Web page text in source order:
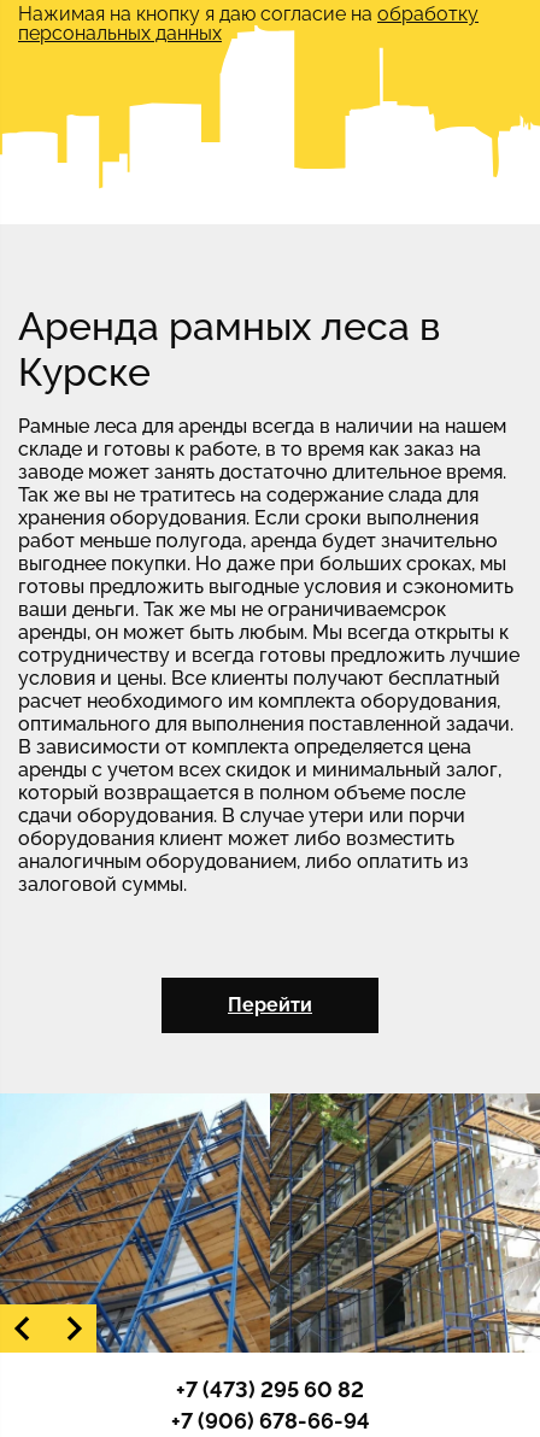
Нажимая на кнопку я даю согласие на обработку
персональных данных
Аренда рамных леса в
Курске
Рамные леса для аренды всегда в наличии на нашем
складе и готовы к работе, в то время как заказ на
заводе может занять достаточно длительное время.
Так же вы не тратитесь на содержание слада для
хранения оборудования. Если сроки выполнения
работ меньше полугода, аренда будет значительно
выгоднее покупки. Но даже при больших сроках, мы
готовы предложить выгодные условия и сэкономить
ваши деньги. Так же мы не ограничиваемсрок
аренды, он может быть любым. Мы всегда открыты к
сотрудничеству и всегда готовы предложить лучшие
условия и цены. Все клиенты получают бесплатный
расчет необходимого им комплекта оборудования,
оптимального для выполнения поставленной задачи.
В зависимости от комплекта определяется цена
аренды с учетом всех скидок и минимальный залог,
который возвращается в полном объеме после
сдачи оборудования. В случае утери или порчи
оборудования клиент может либо возместить
аналогичным оборудованием, либо оплатить из
залоговой суммы.
Перейти
+7 (473) 295 60 82
+7 (906) 678-66-94